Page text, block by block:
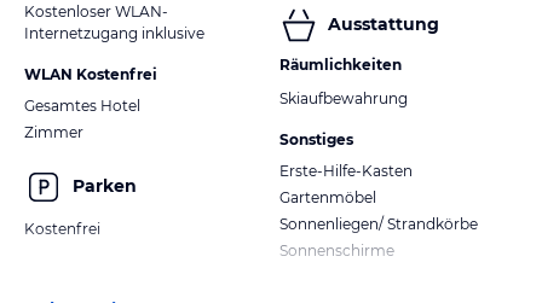
Kostenloser WLAN-
Internetzugang inklusive
WLAN Kostenfrei
Gesamtes Hotel
Zimmer
Parken
Kostenfrei
Ausstattung
Räumlichkeiten
Skiaufbewahrung
Sonstiges
Erste-Hilfe-Kasten
Gartenmöbel
Sonnenliegen/ Strandkörbe
Sonnenschirme